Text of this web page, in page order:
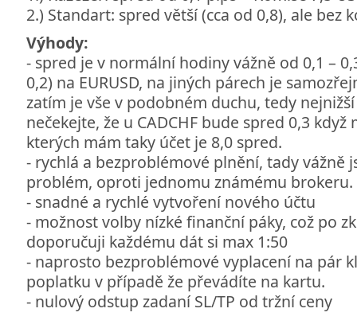
2.) Standart: spred větší (cca od 0,8), ale bez
Výhody:
- spred je v normální hodiny vážně od 0,1 –
0,2) na EURUSD, na jiných párech je
zatím je vše v podobném duchu, tedy
nečekejte, že u CADCHF bude spred 0,3
kterých mám taky účet je 8,0 spred.
- rychlá a bezproblémové plnění, tady vážně
problém, oproti jednomu známému brokeru.
- snadné a rychlé vytvoření nového účtu
- možnost volby nízké finanční páky, což po
doporučuji každému dát si max 1:50
- naprosto bezproblémové vyplacení na pár
poplatku v případě že převádíte na kartu.
- nulový odstup zadaní SL/TP od tržní ceny